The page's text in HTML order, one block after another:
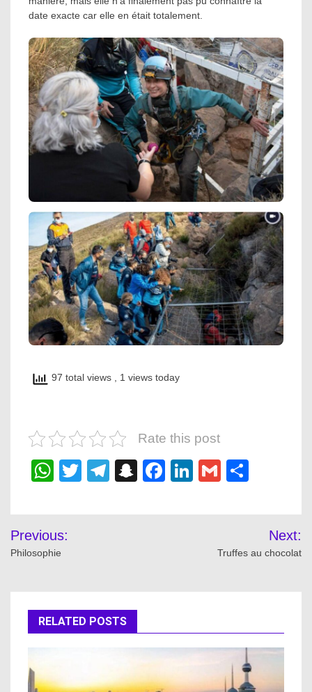
date exacte car elle en était totalement.
97 total views , 1 views today
Rate this post
WhatsApp
TwitterTelegram
Snapchat
Facebook
LinkedIn
Gmail
Post
navigation
Previous:
Philosophie
Next:
Truffes au chocolat
RELATED POSTS